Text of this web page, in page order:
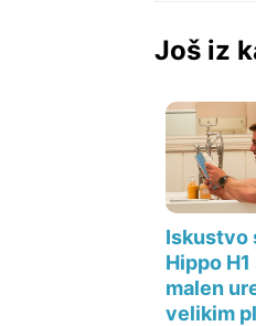
Još iz
Iskustvo
Hippo
malen
velikim